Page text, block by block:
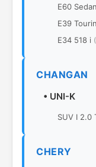
E60
E39
E34 518 i
CHANGAN
• UNI-K
SUV I 2.0
CHERY